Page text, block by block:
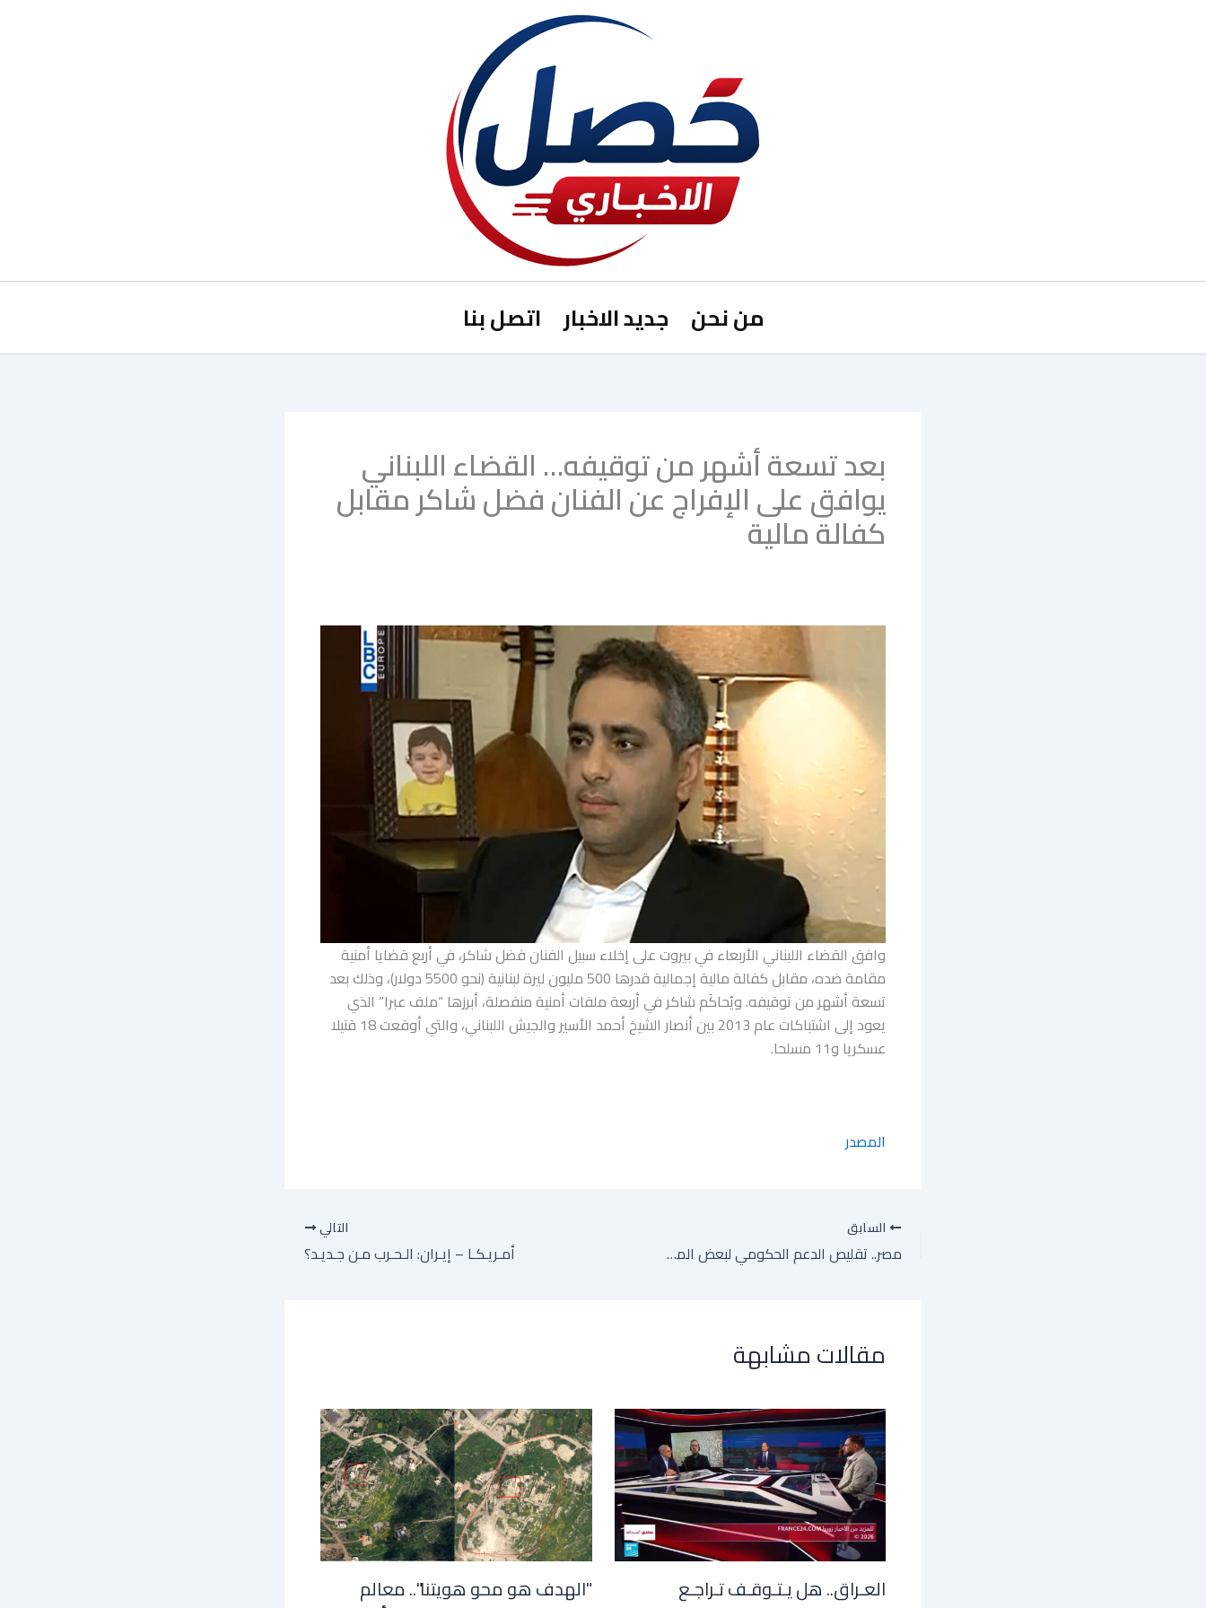
من نحن جديد الاخبار اتصل بنا
بعد تسعة أشهر من توقيفه… القضاء اللبناني
يوافق على الإفراج عن الفنان فضل شاكر مقابل
كفالة مالية
وافق القضاء اللبناني الأربعاء في بيروت على إخلاء سبيل الفنان فضل شاكر، في أربع قضايا أمنية
مقامة ضده، مقابل كفالة مالية إجمالية قدرها 500 مليون ليرة لبنانية (نحو 5500 دولار)، وذلك بعد
تسعة أشهر من توقيفه. ويُحاكَم شاكر في أربعة ملفات أمنية منفصلة، أبرزها “ملف عبرا” الذي
يعود إلى اشتباكات عام 2013 بين أنصار الشيخ أحمد الأسير والجيش اللبناني، والتي أوقعت 18 قتيلا
عسكريا و11 مسلحا.
المصدر
السابق
مصر.. تقليص الدعم الحكومي لبعض المحاصيل يزيد من تكلفة الإنتاج ويثير قلق المزارعين
التالي
أمـريـكـا – إيـران: الـحـرب مـن جـديـد؟
مقالات مشابهة
العـراق.. هل يـتـوقـف تـراجـع
"الهدف هو محو هويتنا".. معالم